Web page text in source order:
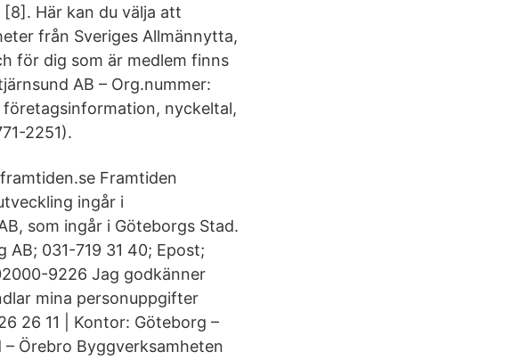
Här kan du välja att
från Sveriges Allmännytta,
för dig som är medlem finns
AB – Org.nummer:
nyckeltal,
2251).
Framtiden
ingår i
som ingår i Göteborgs Stad.
031-719 31 40; Epost;
9226 Jag godkänner
mina personuppgifter
26 11 | Kontor: Göteborg –
Örebro Byggverksamheten